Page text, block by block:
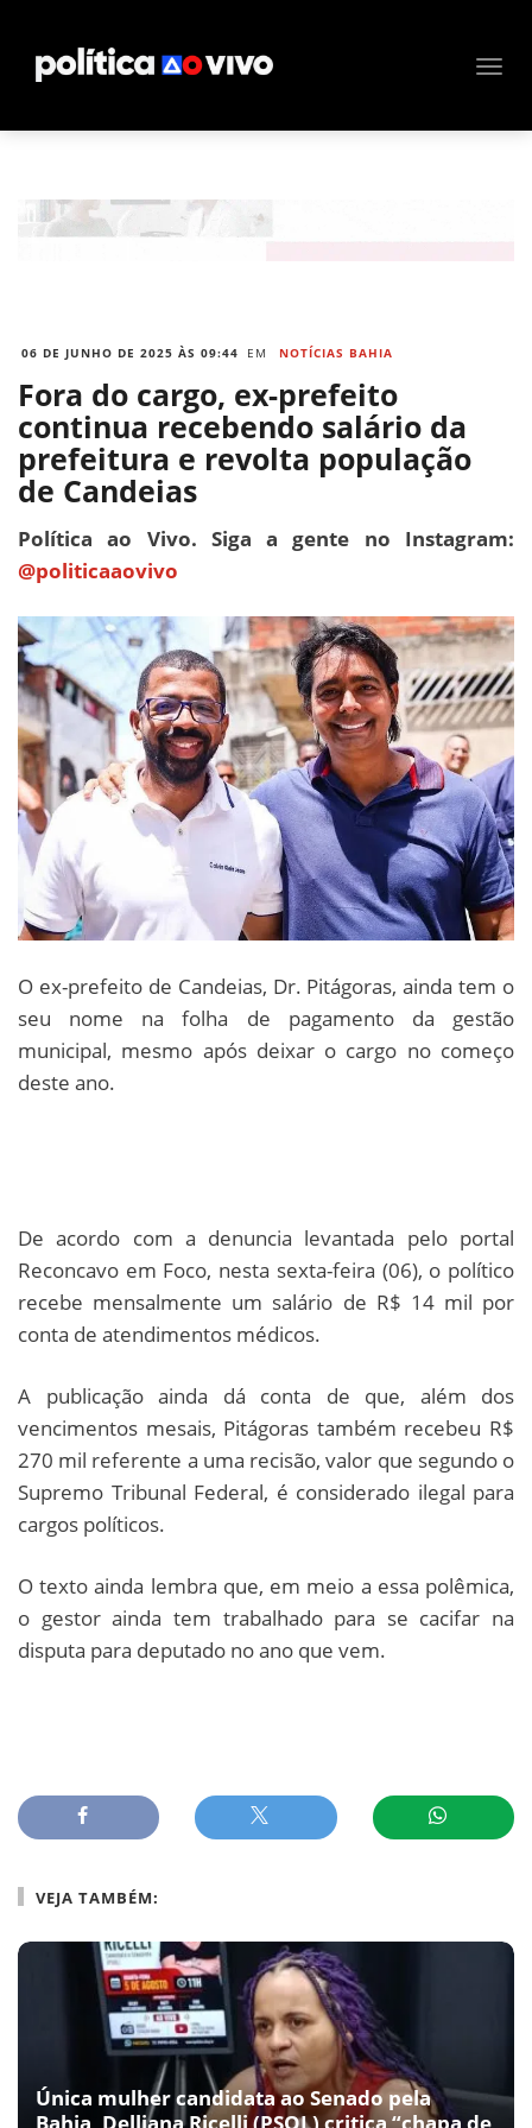
06 DE JUNHO DE 2025 ÀS 09:44 EM NOTÍCIAS BAHIA
Fora do cargo, ex-prefeito
continua recebendo salário da
prefeitura e revolta população
de Candeias
Política ao Vivo. Siga a gente no Instagram:
@politicaaovivo
O ex-prefeito de Candeias, Dr. Pitágoras, ainda tem o
seu nome na folha de pagamento da gestão
municipal, mesmo após deixar o cargo no começo
deste ano.
De acordo com a denuncia levantada pelo portal
Reconcavo em Foco, nesta sexta-feira (06), o político
recebe mensalmente um salário de R$ 14 mil por
conta de atendimentos médicos.
A publicação ainda dá conta de que, além dos
vencimentos mesais, Pitágoras também recebeu R$
270 mil referente a uma recisão, valor que segundo o
Supremo Tribunal Federal, é considerado ilegal para
cargos políticos.
O texto ainda lembra que, em meio a essa polêmica,
o gestor ainda tem trabalhado para se cacifar na
disputa para deputado no ano que vem.
VEJA TAMBÉM:
Única mulher candidata ao Senado pela